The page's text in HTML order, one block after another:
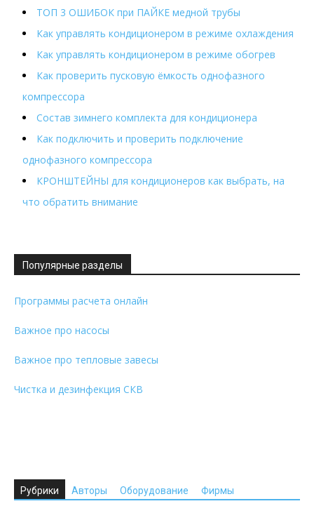
ТОП 3 ОШИБОК при ПАЙКЕ медной трубы
Как управлять кондиционером в режиме охлаждения
Как управлять кондиционером в режиме обогрев
Как проверить пусковую ёмкость однофазного
компрессора
Состав зимнего комплекта для кондиционера
Как подключить и проверить подключение
однофазного компрессора
КРОНШТЕЙНЫ для кондиционеров как выбрать, на
что обратить внимание
Популярные разделы
Программы расчета онлайн
Важное про насосы
Важное про тепловые завесы
Чистка и дезинфекция СКВ
Рубрики Авторы Оборудование Фирмы